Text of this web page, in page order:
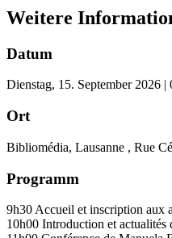
Weitere
Datum
Dienstag, 15. September 2026
Ort
Bibliomédia, Lausanne , Rue
Programm
9h30 Accueil et inscription aux
10h00 Introduction et